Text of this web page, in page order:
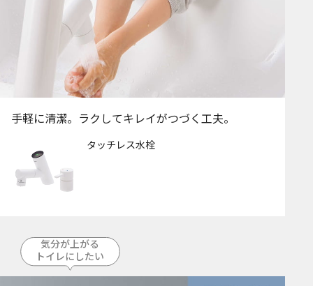
手軽に清潔。ラクしてキレイがつづく工夫。
タッチレス水栓
気分が上がる
トイレにしたい